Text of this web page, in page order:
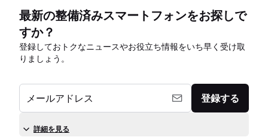
最新の整備済みスマートフォンをお探しで
すか？
登録しておトクなニュースやお役立ち情報をいち早く受け取
りましょう。
メールアドレス 登録する
詳細を見る